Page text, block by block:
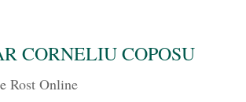
CORNELIU COPOSU
Rost Online